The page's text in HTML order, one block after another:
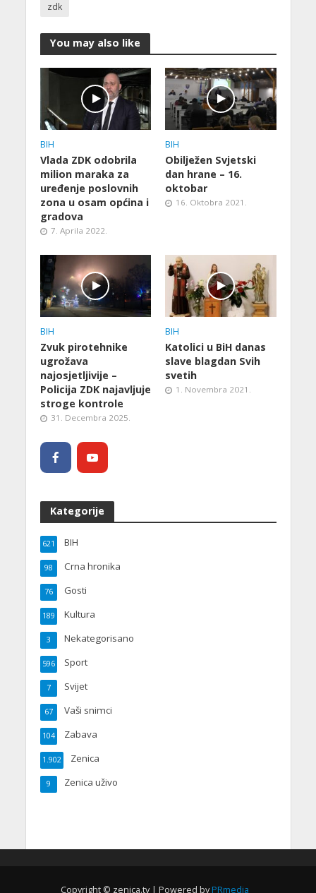
zdk
You may also like
BIH
Vlada ZDK odobrila
milion maraka za
uređenje poslovnih
zona u osam općina i
gradova
7. Aprila 2022.
BIH
Obilježen Svjetski
dan hrane – 16.
oktobar
16. Oktobra 2021.
BIH
Zvuk pirotehnike
ugrožava
najosjetljivije –
Policija ZDK najavljuje
stroge kontrole
31. Decembra 2025.
BIH
Katolici u BiH danas
slave blagdan Svih
svetih
1. Novembra 2021.
Kategorije
BIH
621
Crna hronika
98
Gosti
76
Kultura
189
Nekategorisano
3
Sport
596
Svijet
7
Vaši snimci
67
Zabava
104
Zenica
1.902
Zenica uživo
9
Copyright © zenica.tv | Powered by PRmedia